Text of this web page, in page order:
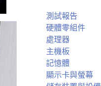
測試報告
硬體零組件
處理器
主機板
記憶體
顯示卡與螢幕